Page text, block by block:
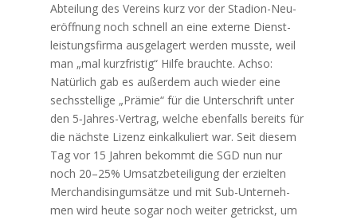
Abtei­lung des Ver­eins kurz vor der Sta­di­on-Neu­
eröff­nung noch schnell an eine exter­ne Dienst­
leis­tungs­fir­ma aus­ge­la­gert wer­den muss­te, weil
man „mal kurz­fris­tig“ Hil­fe brauch­te. Ach­so:
Natür­lich gab es außer­dem auch wie­der eine
sechs­stel­li­ge „Prä­mie“ für die Unter­schrift unter
den 5‑Jah­res-Ver­trag, wel­che eben­falls bereits für
die nächs­te Lizenz ein­kal­ku­liert war. Seit die­sem
Tag vor 15 Jah­ren bekommt die SGD nun nur
noch 20–25% Umsatz­be­tei­li­gung der erziel­ten
Mer­chan­di­sin­g­um­sät­ze und mit Sub-Unter­neh­
men wird heu­te sogar noch wei­ter getrickst, um